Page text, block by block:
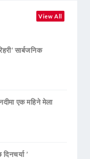
View All
सार्बजनिक
एक महिने मेला
’